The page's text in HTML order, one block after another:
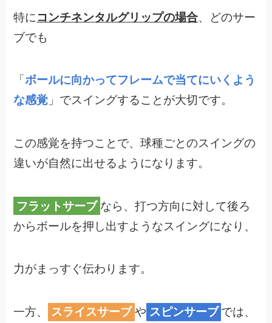
特にコンチネンタルグリップの場合、どのサー
ブでも
「ボールに向かってフレームで当てにいくよう
な感覚 」でスイングすることが大切です。
この感覚を持つことで、球種ごとのスイングの
違いが自然に出せるようになります。
フラットサーブ なら、打つ方向に対して後ろ
からボールを押し出すようなスイングになり、
力がまっすぐ伝わります。
一方、 スライスサーブ や スピンサーブ では、